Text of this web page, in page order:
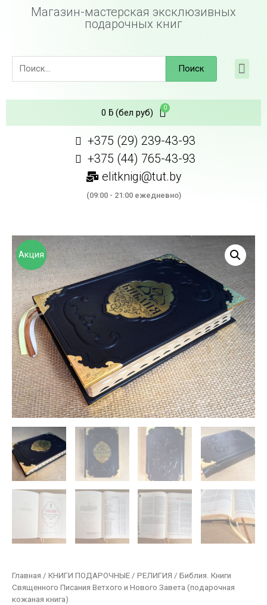
Магазин-мастерская эксклюзивных
подарочных книг
Поиск
0 ƃ(бел руб)
+375 (29) 239-43-93
+375 (44) 765-43-93
elitknigi@tut.by
(09:00 - 21:00 ежедневно)
Акция
Главная / КНИГИ ПОДАРОЧНЫЕ / РЕЛИГИЯ / Библия. Книги
Священного Писания Ветхого и Нового Завета (подарочная
кожаная книга)